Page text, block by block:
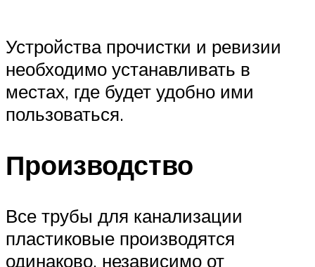
Устройства прочистки и ревизии
необходимо устанавливать в
местах, где будет удобно ими
пользоваться.
Производство
Все трубы для канализации
пластиковые производятся
одинаково, независимо от